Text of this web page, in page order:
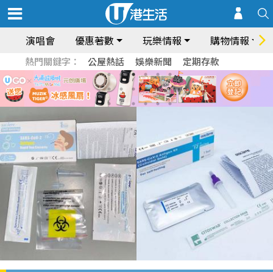
演唱會 優惠著數 玩樂情報 購物情報
熱門關鍵字： 公屋熱話 娛樂新聞 定期存款